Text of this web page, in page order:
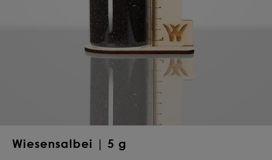
Wiesensalbei | 5 g
Deine Saat-
konfigurieren
INDIVIDUELL FÜR DICH